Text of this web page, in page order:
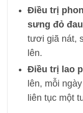
Điều trị
sưng đỏ đau
tươi giã nát,
lên.
Điều trị lao
lên, mỗi
liên tục một